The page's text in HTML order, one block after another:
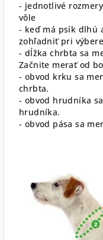
- jednotlivé
vôle
- keď má psík dlhú
zohľadniť pri
- dĺžka chrbta sa
Začnite merať od
- obvod krku sa
chrbta.
- obvod hrudníka
hrudníka.
- obvod pása sa